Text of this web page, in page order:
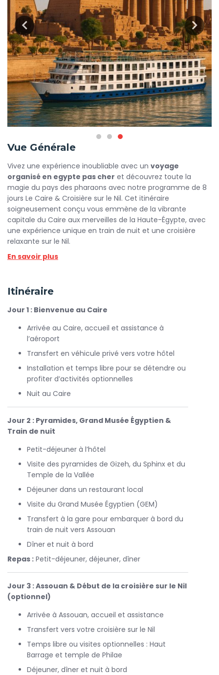
Vue Générale
Vivez une expérience inoubliable avec un voyage
organisé en egypte pas cher et découvrez toute la
magie du pays des pharaons avec notre programme de 8
jours Le Caire & Croisière sur le Nil. Cet itinéraire
soigneusement conçu vous emmène de la vibrante
capitale du Caire aux merveilles de la Haute-Égypte, avec
une expérience unique en train de nuit et une croisière
relaxante sur le Nil.
Explorez les trésors incontournables de l’Égypte tout en
guides experts et de services de qualité.
Les points forts de votre voyage :
Le Caire historique :découvrez les majestueuses
pyramides de Gizeh, le mystérieux Sphinx et le Grand
Musée Égyptien.
Croisière sur le Nil : naviguez entre Assouan et
Louxor avec des visites optionnelles des sites
emblématiques comme le temple de Philae, le Haut
Barrage, Kom Ombo, Edfou, Karnak, le temple de
Louxor ainsi que la rive Ouest avec la Vallée des Rois,
le temple de la reine Hatchepsout et les Colosses de
Memnon.
égyptien sous un ciel étoilé pour une aventure
authentique et mémorable.
Service personnalisé :
anglophones et d’une assistance complète tout au
long de votre séjour pour une expérience fluide et
voyage organisé en egypte pas cher
une expérience complète à chaque étape. Réservez dès
maintenant votrevoyage organisé en egypte pas cher
avec Flying Carpet Tours et créez des souvenirs
inoubliables au cœur de l’Égypte.
En savoir plus
Itinéraire
Jour 1 : Bienvenue au Caire
Arrivée au Caire, accueil et assistance à
l’aéroport
Transfert en véhicule privé vers votre hôtel
Installation et temps libre pour se détendre ou
profiter d’activités optionnelles
Nuit au Caire
Jour 2 : Pyramides, Grand Musée Égyptien &
Train de nuit
Petit-déjeuner à l’hôtel
Visite des pyramides de Gizeh, du Sphinx et du
Temple de la Vallée
Déjeuner dans un restaurant local
Visite du Grand Musée Égyptien (GEM)
Transfert à la gare pour embarquer à bord du
train de nuit vers Assouan
Dîner et nuit à bord
Repas : Petit-déjeuner, déjeuner, dîner
Jour 3 : Assouan & Début de la croisière sur le Nil
(optionnel)
Arrivée à Assouan, accueil et assistance
Transfert vers votre croisière sur le Nil
Temps libre ou visites optionnelles : Haut
Barrage et temple de Philae
Déjeuner, dîner et nuit à bord